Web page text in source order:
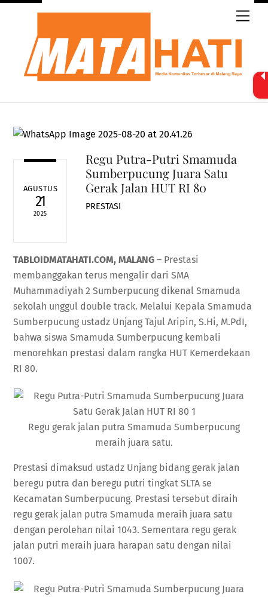
Skip
AGUSTUS
21
2025
Regu Putra-Putri Smamuda
Sumberpucung Juara Satu
Gerak Jalan HUT RI 80
PRESTASI
TABLOIDMATAHATI.COM, MALANG – Prestasi
membanggakan terus mengalir dari SMA
Muhammadiyah 2 Sumberpucung dikenal Smamuda
sekolah unggul double track. Melalui Kepala Smamuda
Sumberpucung ustadz Unjang Tajul Aripin, S.Hi, M.PdI,
bahwa siswa Smamuda Sumberpucung kembali
menorehkan prestasi dalam rangka HUT Kemerdekaan
RI 80.
Regu gerak jalan putra Smamuda Sumberpucung
meraih juara satu.
Prestasi dimaksud ustadz Unjang bidang gerak jalan
beregu putra dan beregu putri tingkat SLTA se
Kecamatan Sumberpucung. Prestasi tersebut diraih
regu gerak jalan putra Smamuda meraih juara satu
dengan perolehan nilai 1043. Sementara regu gerak
jalan putri meraih juara harapan satu dengan nilai
1007.